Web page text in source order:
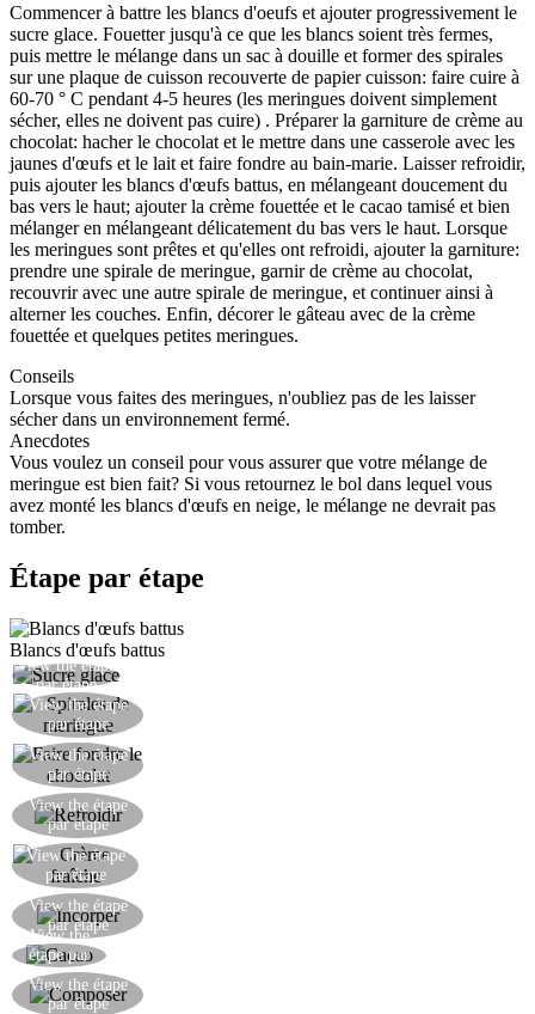
Commencer à battre les blancs d'oeufs et ajouter progressivement le
sucre glace. Fouetter jusqu'à ce que les blancs soient très fermes,
puis mettre le mélange dans un sac à douille et former des spirales
sur une plaque de cuisson recouverte de papier cuisson: faire cuire à
60-70 ° C pendant 4-5 heures (les meringues doivent simplement
sécher, elles ne doivent pas cuire) . Préparer la garniture de crème au
chocolat: hacher le chocolat et le mettre dans une casserole avec les
jaunes d'œufs et le lait et faire fondre au bain-marie. Laisser refroidir,
puis ajouter les blancs d'œufs battus, en mélangeant doucement du
bas vers le haut; ajouter la crème fouettée et le cacao tamisé et bien
mélanger en mélangeant délicatement du bas vers le haut. Lorsque
les meringues sont prêtes et qu'elles ont refroidi, ajouter la garniture:
prendre une spirale de meringue, garnir de crème au chocolat,
recouvrir avec une autre spirale de meringue, et continuer ainsi à
alterner les couches. Enfin, décorer le gâteau avec de la crème
fouettée et quelques petites meringues.
Conseils
Lorsque vous faites des meringues, n'oubliez pas de les laisser
sécher dans un environnement fermé.
Anecdotes
Vous voulez un conseil pour vous assurer que votre mélange de
meringue est bien fait? Si vous retournez le bol dans lequel vous
avez monté les blancs d'œufs en neige, le mélange ne devrait pas
tomber.
Étape par étape
Blancs d'œufs battus
View the étape
par étape
View the étape
par étape
View the étape
par étape
View the étape
par étape
View the étape
par étape
View the étape
par étape
View the
étape par
étape
View the étape
par étape